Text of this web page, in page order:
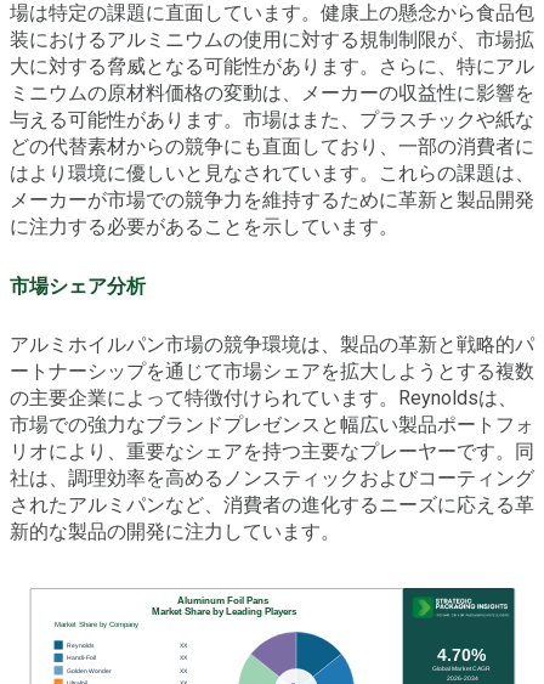
場は特定の課題に直面しています。健康上の懸念から食品包
装におけるアルミニウムの使用に対する規制制限が、市場拡
大に対する脅威となる可能性があります。さらに、特にアル
ミニウムの原材料価格の変動は、メーカーの収益性に影響を
与える可能性があります。市場はまた、プラスチックや紙な
どの代替素材からの競争にも直面しており、一部の消費者に
はより環境に優しいと見なされています。これらの課題は、
メーカーが市場での競争力を維持するために革新と製品開発
に注力する必要があることを示しています。
市場シェア分析
アルミホイルパン市場の競争環境は、製品の革新と戦略的パ
ートナーシップを通じて市場シェアを拡大しようとする複数
の主要企業によって特徴付けられています。Reynoldsは、
市場での強力なブランドプレゼンスと幅広い製品ポートフォ
リオにより、重要なシェアを持つ主要なプレーヤーです。同
社は、調理効率を高めるノンスティックおよびコーティング
されたアルミパンなど、消費者の進化するニーズに応える革
新的な製品の開発に注力しています。